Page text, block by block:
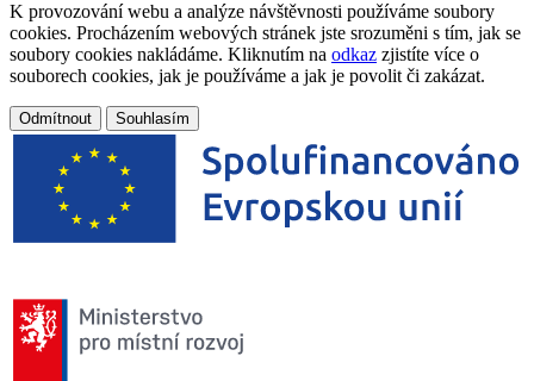
K provozování webu a analýze návštěvnosti používáme soubory
cookies. Procházením webových stránek jste srozuměni s tím, jak se
soubory cookies nakládáme. Kliknutím na odkaz zjistíte více o
souborech cookies, jak je používáme a jak je povolit či zakázat.
Odmítnout Souhlasím